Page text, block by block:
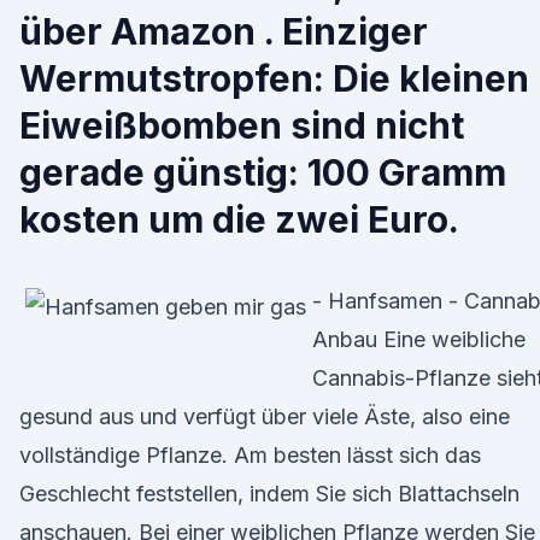
über Amazon . Einziger
Wermutstropfen: Die kleinen
Eiweißbomben sind nicht
gerade günstig: 100 Gramm
kosten um die zwei Euro.
- Hanfsamen -
Anbau Eine weibliche
Cannabis-Pflanze
gesund aus und verfügt über viele Äste, also eine
vollständige Pflanze. Am besten lässt sich das
Geschlecht feststellen, indem Sie sich Blattachseln
anschauen. Bei einer weiblichen Pflanze werden Sie